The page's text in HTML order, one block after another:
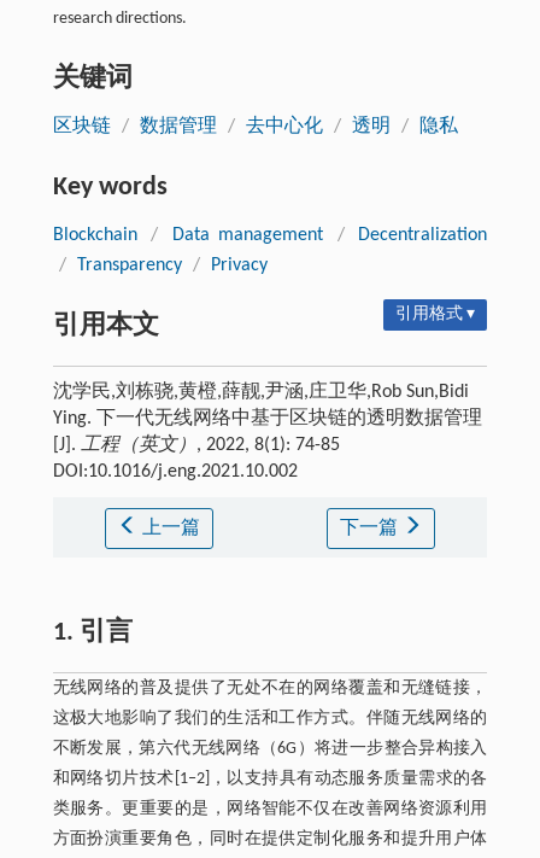
research directions.
关键词
区块链 / 数据管理 / 去中心化 / 透明 / 隐私
Key words
Blockchain / Data management /
Decentralization
/
Transparency / Privacy
引用本文 引用格式 ▾
沈学民,刘栋骁,黄橙,薛靓,尹涵,庄卫华,Rob Sun,Bidi
Ying. 下一代无线网络中基于区块链的透明数据管理
[J]. 工程（英文） , 2022, 8(1): 74-85
DOI:10.1016/j.eng.2021.10.002
上一篇 下一篇
1. 引言
无线网络的普及提供了无处不在的网络覆盖和无缝链接，
这极大地影响了我们的生活和工作方式。伴随无线网络的
不断发展，第六代无线网络（6G）将进一步整合异构接入
和网络切片技术[1‒2]，以支持具有动态服务质量需求的各
类服务。更重要的是，网络智能不仅在改善网络资源利用
方面扮演重要角色，同时在提供定制化服务和提升用户体